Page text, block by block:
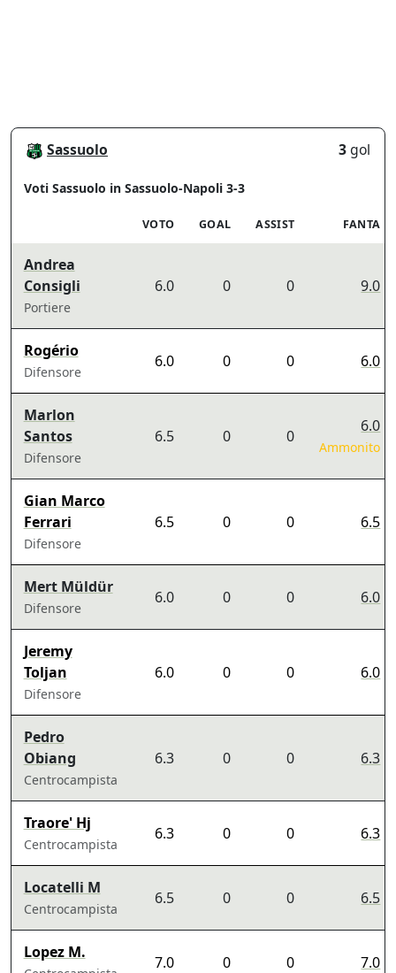
Sassuolo 3gol
Voti Sassuolo in Sassuolo-Napoli 3-3
VOTO GOAL ASSIST FANTA
Andrea
Consigli
Portiere
6.0 0 0 9.0
Rogério
Difensore
6.0 0 0 6.0
Marlon
Santos
Difensore
6.5 0 0
6.0
Ammonito
Gian Marco
Ferrari
Difensore
6.5 0 0 6.5
Mert Müldür
Difensore
6.0 0 0 6.0
Jeremy
Toljan
Difensore
6.0 0 0 6.0
Pedro
Obiang
Centrocampista
6.3 0 0 6.3
Traore' Hj
Centrocampista
6.3 0 0 6.3
Locatelli M
Centrocampista
6.5 0 0 6.5
Lopez M.
7.0 0 0 7.0